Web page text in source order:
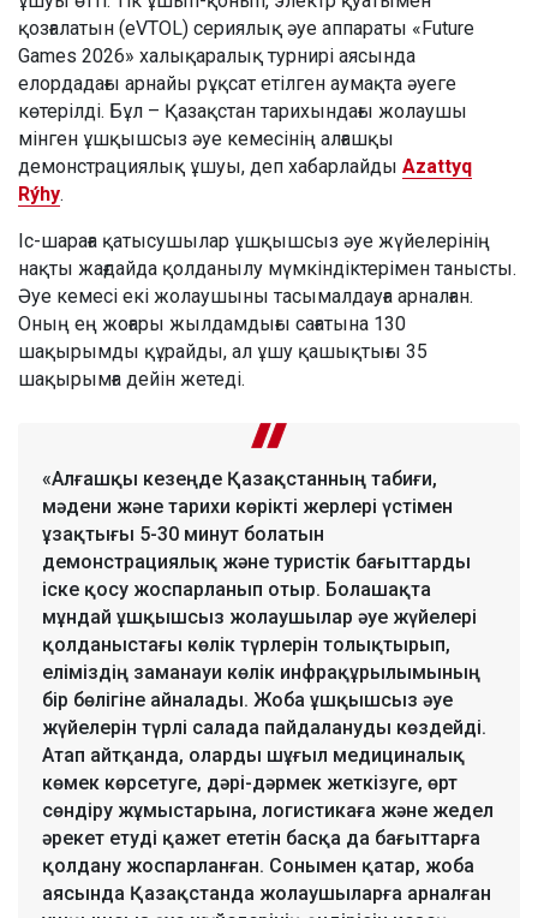
қозғалатын (eVTOL) сериялық әуе аппараты «Future
Games 2026» халықаралық турнирі аясында
елордадағы арнайы рұқсат етілген аумақта әуеге
көтерілді. Бұл – Қазақстан тарихындағы жолаушы
мінген ұшқышсыз әуе кемесінің алғашқы
демонстрациялық ұшуы, деп хабарлайды Azattyq
Rýhy.
Іс-шараға қатысушылар ұшқышсыз әуе жүйелерінің
нақты жағдайда қолданылу мүмкіндіктерімен танысты.
Әуе кемесі екі жолаушыны тасымалдауға арналған.
Оның ең жоғары жылдамдығы сағатына 130
шақырымды құрайды, ал ұшу қашықтығы 35
шақырымға дейін жетеді.
«Алғашқы кезеңде Қазақстанның табиғи,
мәдени және тарихи көрікті жерлері үстімен
ұзақтығы 5-30 минут болатын
демонстрациялық және туристік бағыттарды
іске қосу жоспарланып отыр. Болашақта
мұндай ұшқышсыз жолаушылар әуе жүйелері
қолданыстағы көлік түрлерін толықтырып,
еліміздің заманауи көлік инфрақұрылымының
бір бөлігіне айналады. Жоба ұшқышсыз әуе
жүйелерін түрлі салада пайдалануды көздейді.
Атап айтқанда, оларды шұғыл медициналық
көмек көрсетуге, дәрі-дәрмек жеткізуге, өрт
сөндіру жұмыстарына, логистикаға және жедел
әрекет етуді қажет ететін басқа да бағыттарға
қолдану жоспарланған. Сонымен қатар, жоба
аясында Қазақстанда жолаушыларға арналған